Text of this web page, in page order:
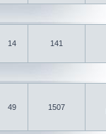
14 141
49 1507